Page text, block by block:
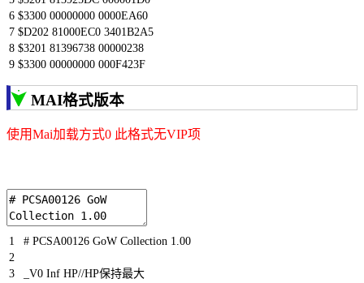
6
7
8
9
$3300 00000000 0000EA60
$D202 81000EC0 3401B2A5
$3201 81396738 00000238
$3300 00000000 000F423F
MAI格式版本
使用Mai加载方式0 此格式无VIP项
1
2
3
# PCSA00126 GoW Collection 1.00
_V0 Inf HP//HP保持最大